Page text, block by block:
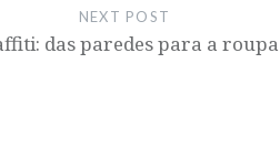
NEXT POST
das paredes para a roupa